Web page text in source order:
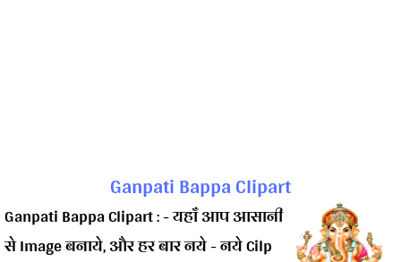
Ganpati Bappa Clipart
Ganpati Bappa Clipart : - यहाँ आप आसानी
से Image बनाये, और हर बार नये - नये Cilp